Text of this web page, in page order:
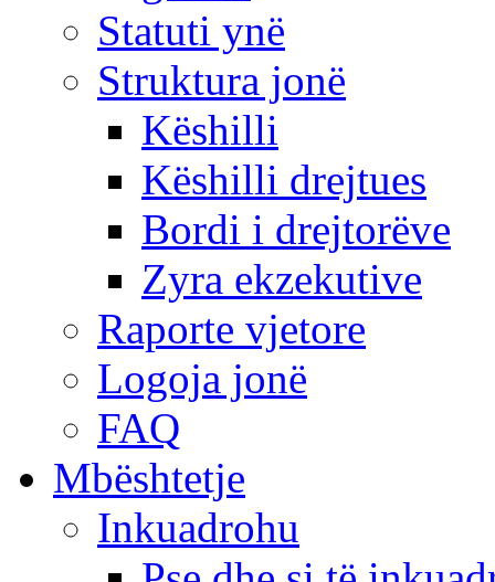
Statuti ynë
Struktura jonë
Këshilli
Këshilli drejtues
Bordi i drejtorëve
Zyra ekzekutive
Raporte vjetore
Logoja jonë
FAQ
Mbështetje
Inkuadrohu